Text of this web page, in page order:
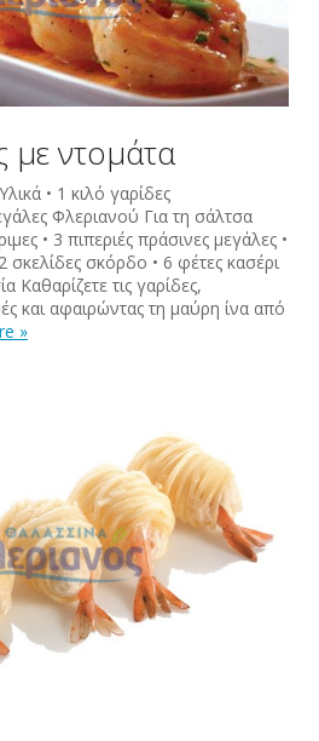
με ντομάτα
• 1 κιλό γαρίδες
Φλεριανού Για τη σάλτσα
• 3 πιπεριές πράσινες μεγάλες •
σκελίδες σκόρδο • 6 φέτες κασέρι
Καθαρίζετε τις γαρίδες,
και αφαιρώντας τη μαύρη ίνα από
»